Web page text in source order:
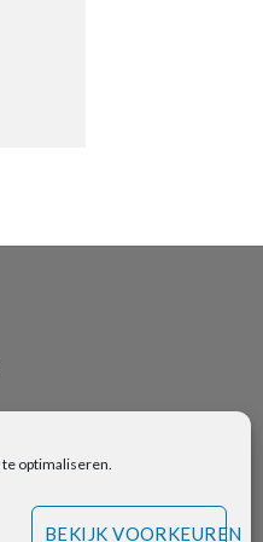
optimaliseren.
BEKIJK VOORKEUREN